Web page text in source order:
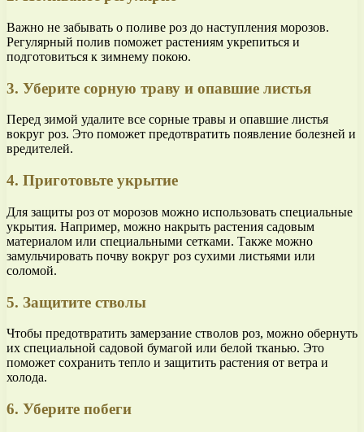
Важно не забывать о поливе роз до наступления морозов.
Регулярный полив поможет растениям укрепиться и
подготовиться к зимнему покою.
3. Уберите сорную траву и опавшие листья
Перед зимой удалите все сорные травы и опавшие листья
вокруг роз. Это поможет предотвратить появление болезней и
вредителей.
4. Приготовьте укрытие
Для защиты роз от морозов можно использовать специальные
укрытия. Например, можно накрыть растения садовым
материалом или специальными сетками. Также можно
замульчировать почву вокруг роз сухими листьями или
соломой.
5. Защитите стволы
Чтобы предотвратить замерзание стволов роз, можно обернуть
их специальной садовой бумагой или белой тканью. Это
поможет сохранить тепло и защитить растения от ветра и
холода.
6. Уберите побеги